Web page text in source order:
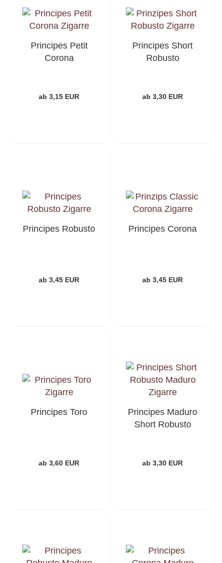
Principes Petit
Corona
ab 3,15 EUR
Principes Short
Robusto
ab 3,30 EUR
Principes Robusto
ab 3,45 EUR
Principes Corona
ab 3,45 EUR
Principes Toro
ab 3,60 EUR
Principes Maduro
Short Robusto
ab 3,30 EUR